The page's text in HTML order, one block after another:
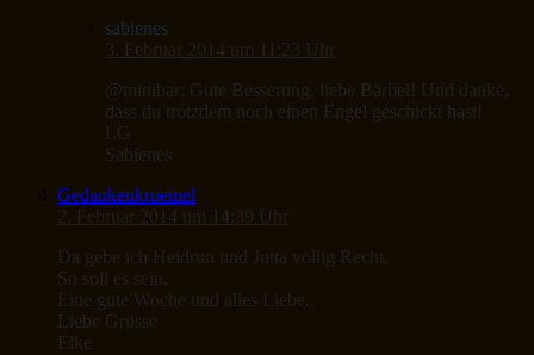
sabienes
3. Februar 2014 um 11:23 Uhr
@minibar: Gute Besserung, liebe Bärbel! Und danke,
dass du trotzdem noch einen Engel geschickt hast!
LG
Sabienes
Gedankenkruemel
2. Februar 2014 um 14:39 Uhr
Da gebe ich Heidrun und Jutta völlig Recht.
So soll es sein.
Eine gute Woche und alles Liebe..
Liebe Grüsse
Elke